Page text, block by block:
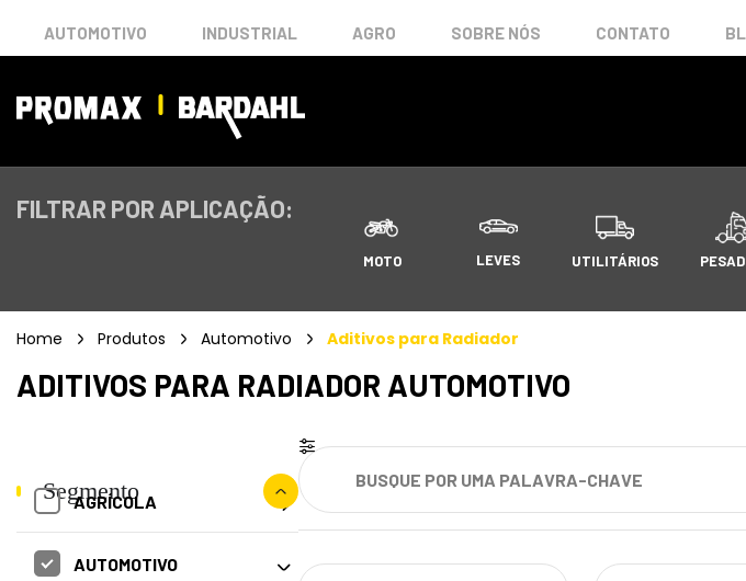
AUTOMOTIVO INDUSTRIAL AGRO SOBRE NÓS CONTATO
FILTRAR POR APLICAÇÃO:
MOTO LEVES UTILITÁRIOS
Home Produtos Automotivo Aditivos para Radiador
ADITIVOS PARA RADIADOR AUTOMOTIVO
Segmento
AGRÍCOLA
ADITIVOS DE
AUTOMOTIVO